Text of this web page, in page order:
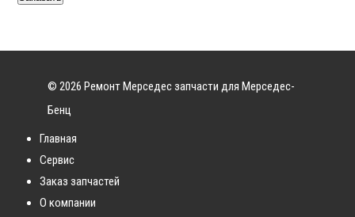
© 2026 Ремонт Мерседес запчасти для Мерседес-
Бенц
Главная
Сервис
Заказ запчастей
О компании